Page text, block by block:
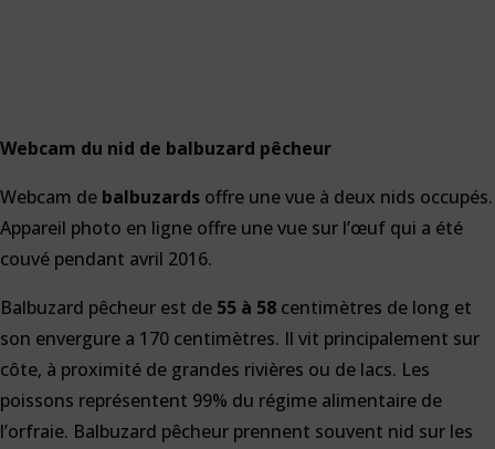
Webcam du nid de balbuzard pêcheur
Webcam de balbuzards offre une vue à deux nids occupés.
Appareil photo en ligne offre une vue sur l’œuf qui a été
couvé pendant avril 2016.
Balbuzard pêcheur est de 55 à 58 centimètres de long et
son envergure a 170 centimètres. Il vit principalement sur
côte, à proximité de grandes rivières ou de lacs. Les
poissons représentent 99% du régime alimentaire de
l’orfraie. Balbuzard pêcheur prennent souvent nid sur les